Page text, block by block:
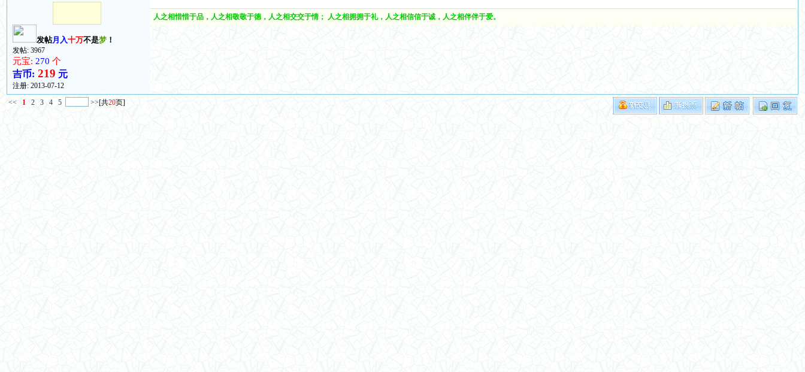
发帖月入十万不是梦 ！
发帖: 3967
元宝: 270个
吉币: 219 元
注册:2013-07-12
人之相惜惜于品，人之相敬敬于德，人之相交交于情； 人之相拥拥于礼，人之相信信于诚，人之相伴伴于爱。
<< 1 2 3 4 5 >>[共20页]